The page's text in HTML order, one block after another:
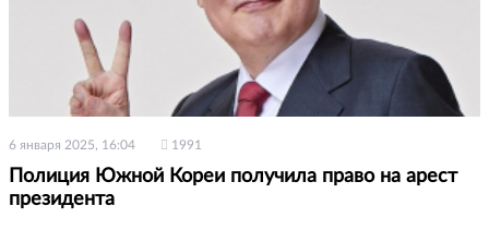
6 января 2025, 16:04 1991
Полиция Южной Кореи получила право на арест
президента